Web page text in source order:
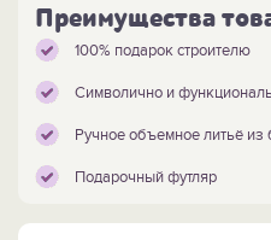
Преимущества
100% подарок строителю
Символично и
Ручное объемное литьё из
Подарочный футляр